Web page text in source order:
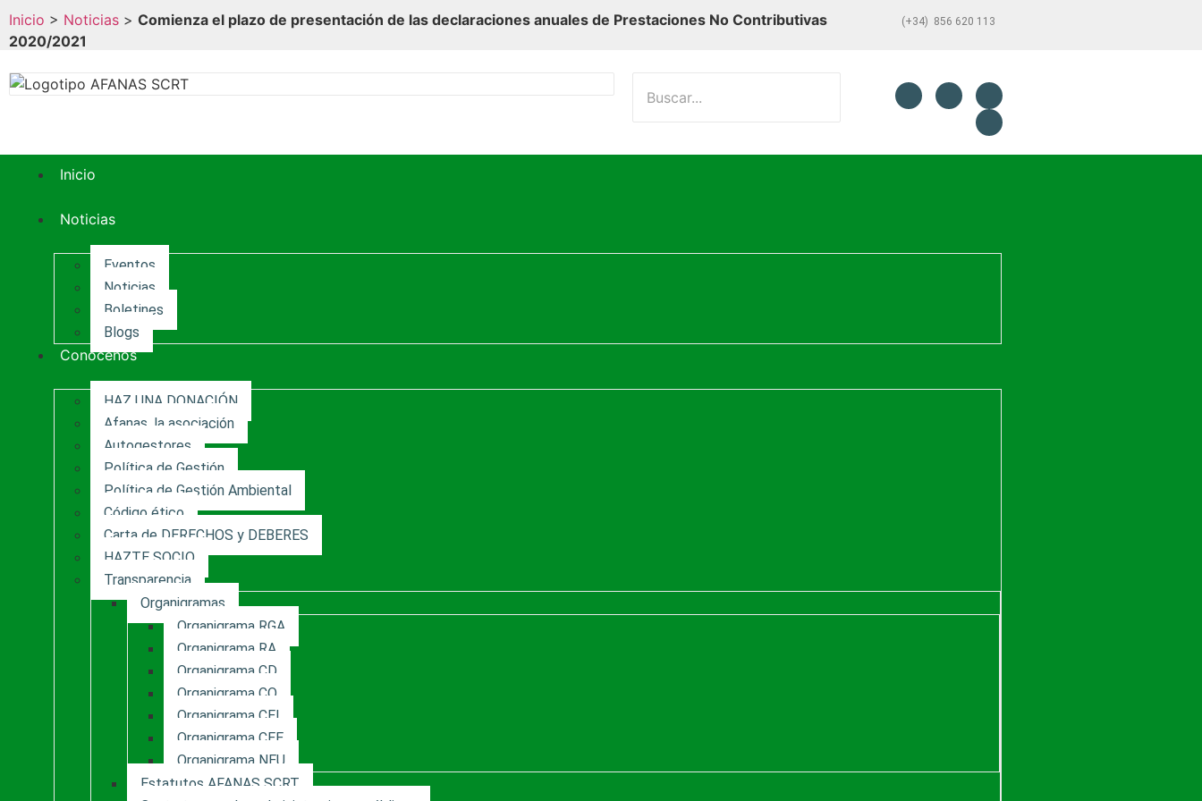
Inicio > Noticias > Comienza el plazo de presentación de las declaraciones anuales de Prestaciones No Contributivas
2020/2021
(+34) 856 620 113
Inicio
Noticias
Eventos
Noticias
Boletines
Blogs
Conócenos
HAZ UNA DONACIÓN
Afanas, la asociación
Autogestores
Política de Gestión
Política de Gestión Ambiental
Código ético
Carta de DERECHOS y DEBERES
HAZTE SOCIO
Transparencia
Organigramas
Organigrama RGA
Organigrama RA
Organigrama CD
Organigrama CO
Organigrama CEI
Organigrama CEE
Organigrama NEU
Estatutos AFANAS SCRT